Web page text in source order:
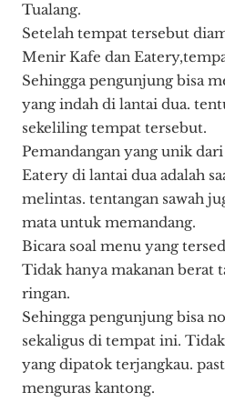
Tualang.
Setelah tempat tersebut
Menir Kafe dan
Sehingga pengunjung bisa
yang indah di lantai dua.
sekeliling tempat tersebut.
Pemandangan yang unik
Eatery di lantai dua adalah
melintas. tentangan sawah
mata untuk memandang.
Bicara soal menu yang
Tidak hanya makanan berat
ringan.
Sehingga pengunjung bisa
sekaligus di tempat ini.
yang dipatok terjangkau.
menguras kantong.